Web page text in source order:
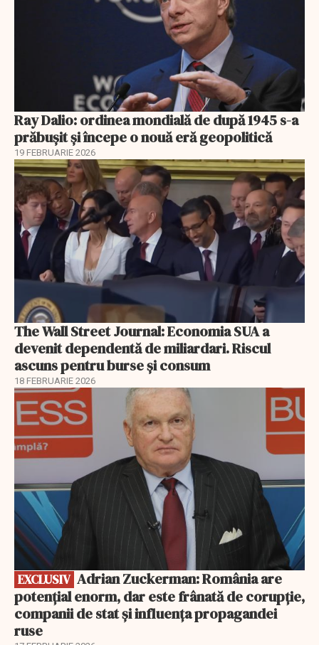
Ray Dalio: ordinea mondială de după 1945 s-a
prăbușit și începe o nouă eră geopolitică
19 FEBRUARIE 2026
The Wall Street Journal: Economia SUA a
devenit dependentă de miliardari. Riscul
ascuns pentru burse și consum
18 FEBRUARIE 2026
EXCLUSIV
EXCLUSIV
potențial enorm, dar este frânată de corupție,
companii de stat și influența propagandei
ruse